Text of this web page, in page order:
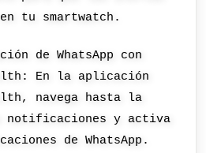
tu smartwatch.
de WhatsApp con
En la aplicación
navega hasta la
notificaciones y activa
de WhatsApp.